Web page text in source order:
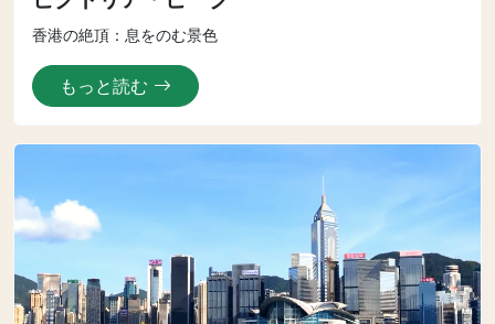
香港の絶頂：息をのむ景色
もっと読む